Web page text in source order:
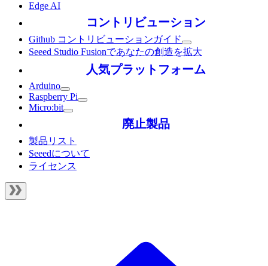
Edge AI
コントリビューション
Github コントリビューションガイド
Seeed Studio Fusionであなたの創造を拡大
人気プラットフォーム
Arduino
Raspberry Pi
Micro:bit
廃止製品
製品リスト
Seeedについて
ライセンス